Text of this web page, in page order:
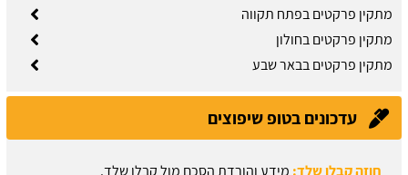
מתקין פרקטים בפתח תקווה
מתקין פרקטים בחולון
מתקין פרקטים בבאר שבע
עדכונים בטופ שיפוצים
חוזה קבלן שלד: מידע והורדת הסכם מול קבלן שלד.